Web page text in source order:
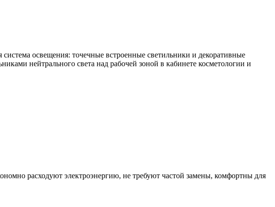
освещения: точечные встроенные светильники и декоративные
нейтрального света над рабочей зоной в кабинете косметологии и
расходуют электроэнергию, не требуют частой замены, комфортны для